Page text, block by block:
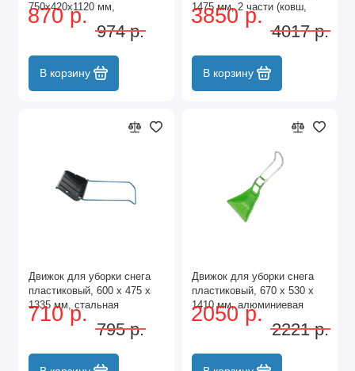
750х420х1120 мм,
усиленный, стальная
рукоятка, Сибртех
870 р.
974 р.
В корзину
1475 мм, 2 части (ковш,
стальная рукоятка) Palisad
3850 р.
4017 р.
В корзину
Движок для уборки снега
пластиковый, 600 х 475 х
1335 мм, стальная
рукоятка, Сибртех
710 р.
795 р.
Движок для уборки снега
пластиковый, 670 х 530 х
1410 мм, алюминиевая
рукоятка, Сибртех
2050 р.
2221 р.